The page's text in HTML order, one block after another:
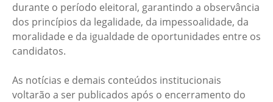
durante o período eleitoral, garantindo a observância
dos princípios da legalidade, da impessoalidade, da
moralidade e da igualdade de oportunidades entre os
candidatos.
As notícias e demais conteúdos institucionais
voltarão a ser publicados após o encerramento do